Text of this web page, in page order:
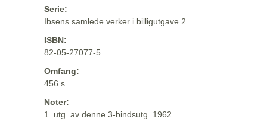
Serie:
Ibsens samlede verker i billigutgave 2
ISBN:
82-05-27077-5
Omfang:
456 s.
Noter:
1. utg. av denne 3-bindsutg. 1962